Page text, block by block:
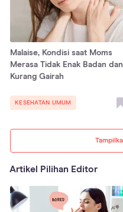
Malaise, Kondisi saat Moms
Merasa Tidak Enak Badan dan
Kurang Gairah
KESEHATAN UMUM
Artikel Pilihan Editor